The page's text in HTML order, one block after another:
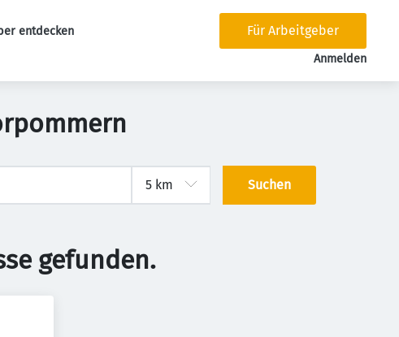
entdecken
Für Arbeitgeber
Anmelden
Suchen
gefunden.